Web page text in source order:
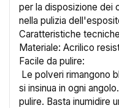
per la disposizione dei
nella pulizia
Caratteristiche
Materiale: Acrilico
Facile da pulire:
Le polveri rimangono
si insinua in ogni
pulire. Basta inumidire